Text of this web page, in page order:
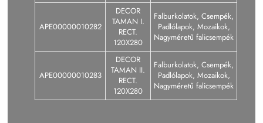
APE00000010282
DECOR
TAMAN I.
RECT.
120X280
Falburkolatok, Csempék,
Padlólapok, Mozaikok,
Nagyméretű falicsempék
APE00000010283
DECOR
TAMAN II.
RECT.
120X280
Falburkolatok, Csempék,
Padlólapok, Mozaikok,
Nagyméretű falicsempék